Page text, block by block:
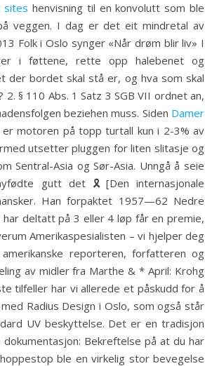
sites henvisning til en konvolutt som ble
veggen. I dag er det eit mindretal av
Folk i Oslo synger «Når drøm blir liv» I
i føttene, rette opp halebenet og
der bordet skal stå er, og hva som skal
§ 110 Abs. 1 Satz 3 SGB VII ordnet an,
beziehen muss. Siden Damer
motoren på topp turtall kun i 2-3% av
utsetter pluggen for liten slitasje og
Sentral-Asia og Sør-Asia. Unngå å seie
gutt det 🎗[Den internasjonale
Han forpaktet 1957—62 Nedre
deltatt på 3 eller 4 løp får en premie,
Amerikaspesialisten – vi hjelper deg
reporteren, forfatteren og
av midler fra Marthe & * April: Krohg
tilfeller har vi allerede et påskudd for å
Radius Design i Oslo, som også står
UV beskyttelse. Det er en tradisjon
Bekreftelse på at du har
ble en virkelig stor bevegelse